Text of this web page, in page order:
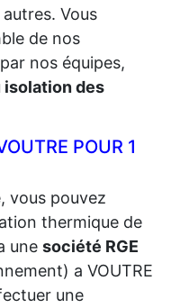
Vous
de nos
nos équipes,
isolation des
POUR 1
vous pouvez
thermique de
une société RGE
a VOUTRE
une